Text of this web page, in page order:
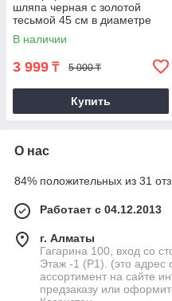
шляпа черная с золотой
тесьмой 45 см в диаметре
В наличии
3 999 ₸ 5 000 ₸
Купить
О нас
84% положительных из 31
Работает с 04.12.2013
г. Алматы
Гагарина 100, вход со
Этаж -1 (P1). (это адрес
ассортимент на сайте
предзаказу или